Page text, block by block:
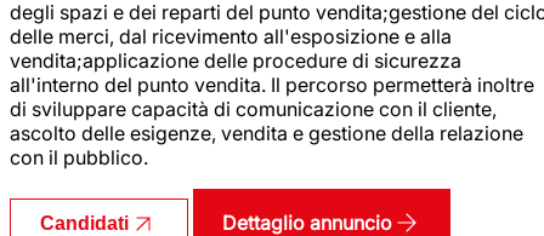
degli spazi e dei reparti del punto vendita;gestione del
delle merci, dal ricevimento all'esposizione e alla
vendita;applicazione delle procedure di sicurezza
all'interno del punto vendita. Il percorso permetterà inoltre
di sviluppare capacità di comunicazione con il cliente,
ascolto delle esigenze, vendita e gestione della relazione
con il pubblico.
Candidati Dettaglio annuncio